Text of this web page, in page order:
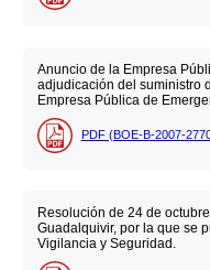
Anuncio de la Empresa
adjudicación del suministro
Empresa Pública de
PDF (BOE-B-2007-
Resolución de 24 de
Guadalquivir, por la que se
Vigilancia y Seguridad.